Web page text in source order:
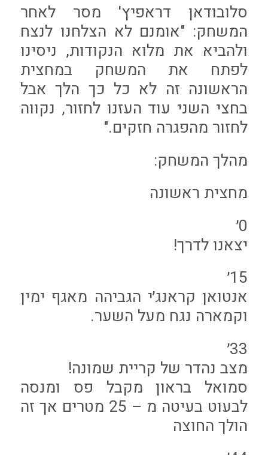
סלובודאן דראפיץ' מסר לאחר
המשחק: "אומנם לא הצלחנו לנצח
ולהביא את מלוא הנקודות, ניסינו
לפתח את המשחק במחצית
הראשונה זה לא כל כך הלך אבל
בחצי השני עוד העזנו לחזור, נקווה
לחזור מהפגרה חזקים."
מהלך המשחק:
מחצית ראשונה
0׳
יצאנו לדרך!
15׳
אנטואן קראנג׳י הגביהה מאגף ימין
וקמארה נגח מעל השער.
33׳
מצב נהדר של קריית שמונה!
סמואל בראון מקבל פס ומנסה
לבעוט בעיטה מ – 25 מטרים אך זה
הולך החוצה